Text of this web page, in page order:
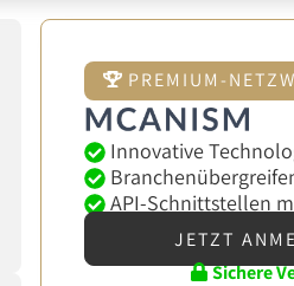
PREMIUM-
Innovative
API-Schnittstellen
JETZT
Sichere